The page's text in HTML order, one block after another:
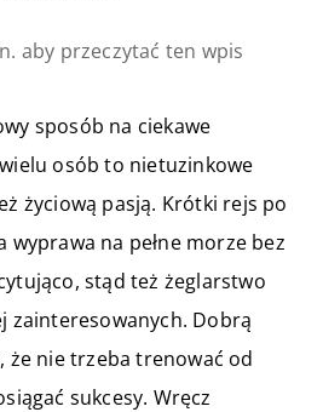
aby przeczytać ten wpis
sposób na ciekawe
osób to nietuzinkowe
życiową pasją. Krótki rejs po
wyprawa na pełne morze bez
stąd też żeglarstwo
zainteresowanych. Dobrą
że nie trzeba trenować od
sukcesy. Wręcz